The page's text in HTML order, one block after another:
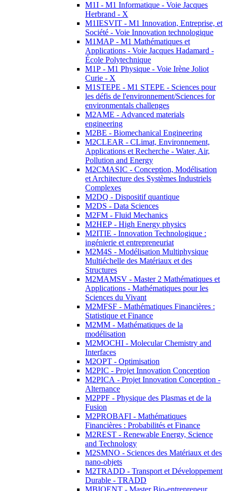
M1I - M1 Informatique - Voie Jacques
Herbrand - X
M1IESVIT - M1 Innovation, Entreprise, et
Société - Voie Innovation technologique
M1MAP - M1 Mathématiques et
Applications - Voie Jacques Hadamard -
École Polytechnique
M1P - M1 Physique - Voie Irène Joliot
Curie - X
M1STEPE - M1 STEPE - Sciences pour
les défis de l'environnement/Sciences for
environmentals challenges
M2AME - Advanced materials
engineering
M2BE - Biomechanical Engineering
M2CLEAR - CLimat, Environnement,
Applications et Recherche - Water, Air,
Pollution and Energy
M2CMASIC - Conception, Modélisation
et Architecture des Systèmes Industriels
Complexes
M2DQ - Dispositif quantique
M2DS - Data Sciences
M2FM - Fluid Mechanics
M2HEP - High Energy physics
M2ITIE - Innovation Technologique :
ingénierie et entrepreneuriat
M2M4S - Modélisation Multiphysique
Multiéchelle des Matériaux et des
Structures
M2MAMSV - Master 2 Mathématiques et
Applications - Mathématiques pour les
Sciences du Vivant
M2MFSF - Mathématiques Financières :
Statistique et Finance
M2MM - Mathématiques de la
modélisation
M2MOCHI - Molecular Chemistry and
Interfaces
M2OPT - Optimisation
M2PIC - Projet Innovation Conception
M2PICA - Projet Innovation Conception -
Alternance
M2PPF - Physique des Plasmas et de la
Fusion
M2PROBAFI - Mathématiques
Financières : Probabilités et Finance
M2REST - Renewable Energy, Science
and Technology
M2SMNO - Sciences des Matériaux et des
nano-objets
M2TRADD - Transport et Développement
Durable - TRADD
MBIOENT - Master Bio-entrepreneur